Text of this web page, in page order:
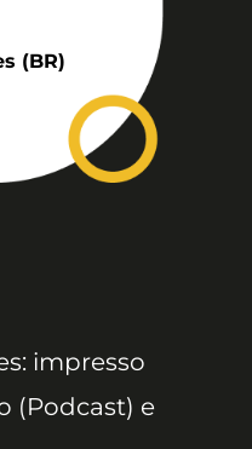
(BR)
impresso
(Podcast) e